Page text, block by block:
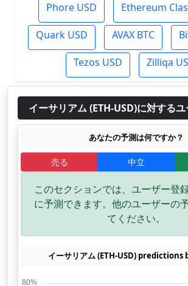
Phore USD Ethereum
Quark USD AVAX BTC
Tezos USD Zilliqa
イーサリアム (ETH-USD)に対する
あなたの予測は何ですか？
売る 中立
このセクションでは、ユーザー登
に予測できます。他のユーザーの
てください。
イーサリアム (ETH-USD) predictions